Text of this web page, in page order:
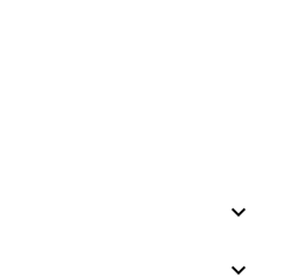
youtube
su instagram
expand_more